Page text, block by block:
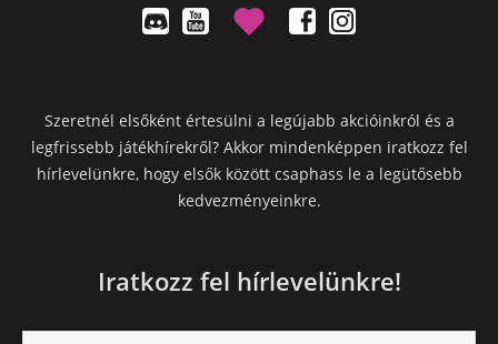
Szeretnél elsőként értesülni a legújabb akcióinkról és a
legfrissebb játékhírekről? Akkor mindenképpen iratkozz fel
hírlevelünkre, hogy elsők között csaphass le a legütősebb
kedvezményeinkre.
Iratkozz fel hírlevelünkre!